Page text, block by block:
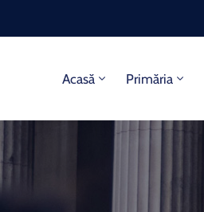
Acasă Primăria